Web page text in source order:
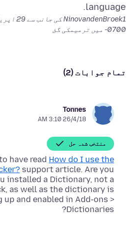
language.
NinovandenBroek1 کی جانب سے
-0700 میں ترمیمکی گئ
تمام جوابات (2)
Tonnes
26/4/18 3:10 AM
منتخب شدہ حل
have read How do I use the
support article. Are you
installed a Dictionary, not a
as well as the dictionary is
up and enabled in Add-ons >
Dictionaries?